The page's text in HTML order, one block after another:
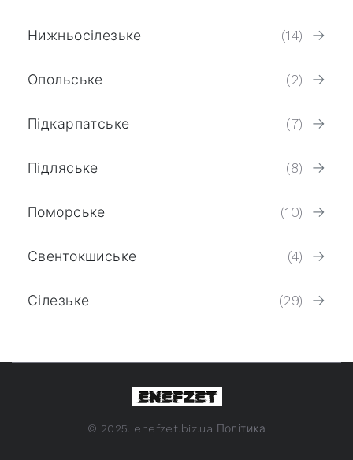
Нижньосілезьке (14)
Опольське (2)
Підкарпатське (7)
Підляське (8)
Поморське (10)
Свентокшиське (4)
Сілезьке (29)
© 2025. enefzet.biz.ua Політика